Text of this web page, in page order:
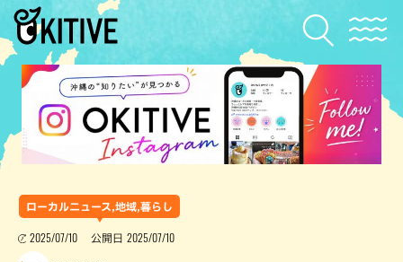
ローカルニュース,地域,暮らし
2025/07/10 公開日 2025/07/10